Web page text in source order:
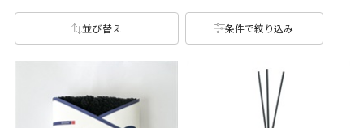
並び替え 条件で絞り込み